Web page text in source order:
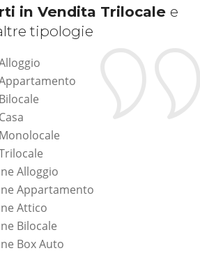
in Vendita Trilocale e
tipologie
Alloggio
Appartamento
Attico
Bilocale
Box Auto